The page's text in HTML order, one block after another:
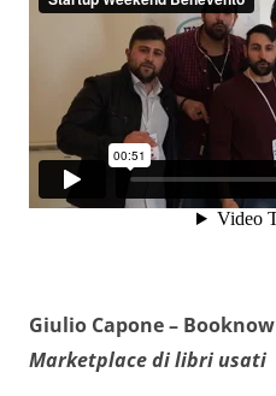
Giulio Capone – Booknow
Marketplace di libri usati